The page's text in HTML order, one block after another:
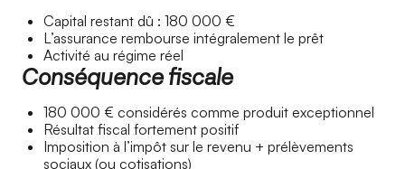
Capital restant dû : 180 000 €
L’assurance rembourse intégralement le prêt
Activité au régime réel
Conséquence fiscale
180 000 € considérés comme produit exceptionnel
Résultat fiscal fortement positif
Imposition à l’impôt sur le revenu + prélèvements
sociaux (ou cotisations)